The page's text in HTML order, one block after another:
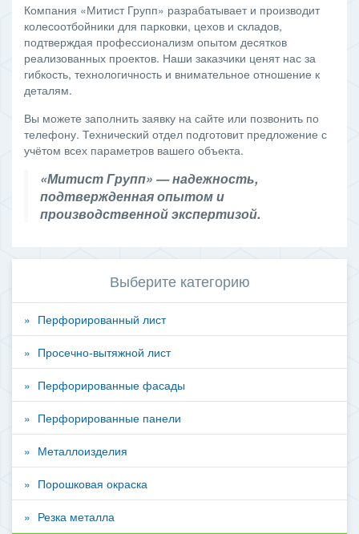
Компания «Митист Групп» разрабатывает и производит
колесоотбойники для парковки, цехов и складов,
подтверждая профессионализм опытом десятков
реализованных проектов. Наши заказчики ценят нас за
гибкость, технологичность и внимательное отношение к
деталям.
Вы можете заполнить заявку на сайте или позвонить по
телефону. Технический отдел подготовит предложение с
учётом всех параметров вашего объекта.
«Митист Групп» — надежность,
подтвержденная опытом и
производственной экспертизой.
Выберите категорию
Перфорированный лист
Просечно-вытяжной лист
Перфорированные фасады
Перфорированные панели
Металлоизделия
Порошковая окраска
Резка металла